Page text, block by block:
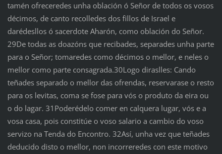
tamén ofreceredes unha oblación ó Señor de todos os vosos
décimos, de canto recolledes dos fillos de Israel e
darédesllos ó sacerdote Aharón, como oblación do Señor.
29De todas as doazóns que recibades, separades unha parte
para o Señor; tomaredes como décimos o mellor, e neles o
mellor como parte consagrada.30Logo diraslles: Cando
teñades separado o mellor das ofrendas, reservarase o resto
para os levitas, coma se fose para vós o produto da eira ou
o do lagar. 31Poderédelo comer en calquera lugar, vós e a
vosa casa, pois constitúe o voso salario a cambio do voso
servizo na Tenda do Encontro. 32Así, unha vez que teñades
deducido disto o mellor, non incorreredes con este motivo